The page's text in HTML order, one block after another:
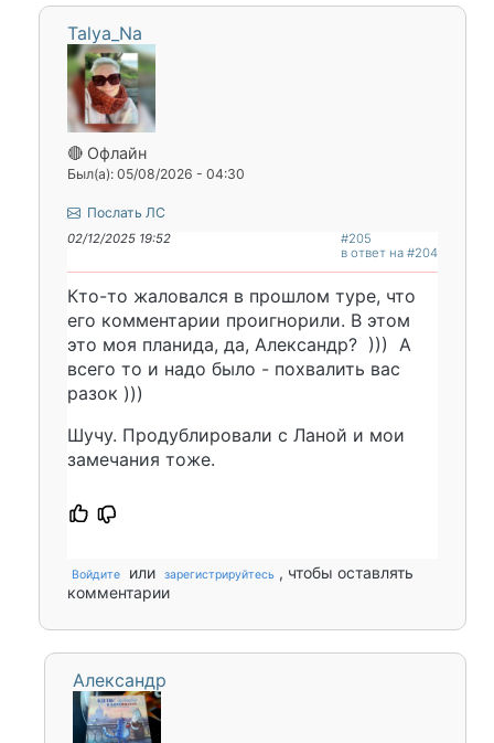
Talya_Na
🔴 Офлайн
Был(а): 05/08/2026 - 04:30
Послать ЛС
02/12/2025 19:52
#205
в ответ на #204
Кто-то жаловался в прошлом туре, что
его комментарии проигнорили. В этом
это моя планида, да, Александр? ))) А
всего то и надо было - похвалить вас
разок )))
Шучу. Продублировали с Ланой и мои
замечания тоже.
Войдите или зарегистрируйтесь , чтобы оставлять
комментарии
Александр